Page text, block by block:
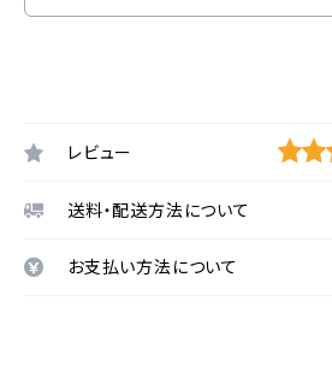
レビュー
送料・配送方法について
お支払い方法について